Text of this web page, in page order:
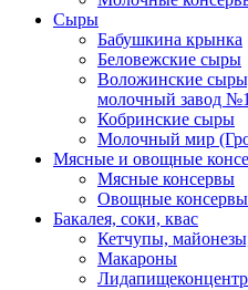
Сыры
Бабушкина крынка
Беловежские сыры
Воложинские
молочный завод
Кобринские сыры
Молочный мир
Мясные и овощные
Мясные консервы
Овощные консервы
Бакалея, соки, квас
Кетчупы,
Макароны